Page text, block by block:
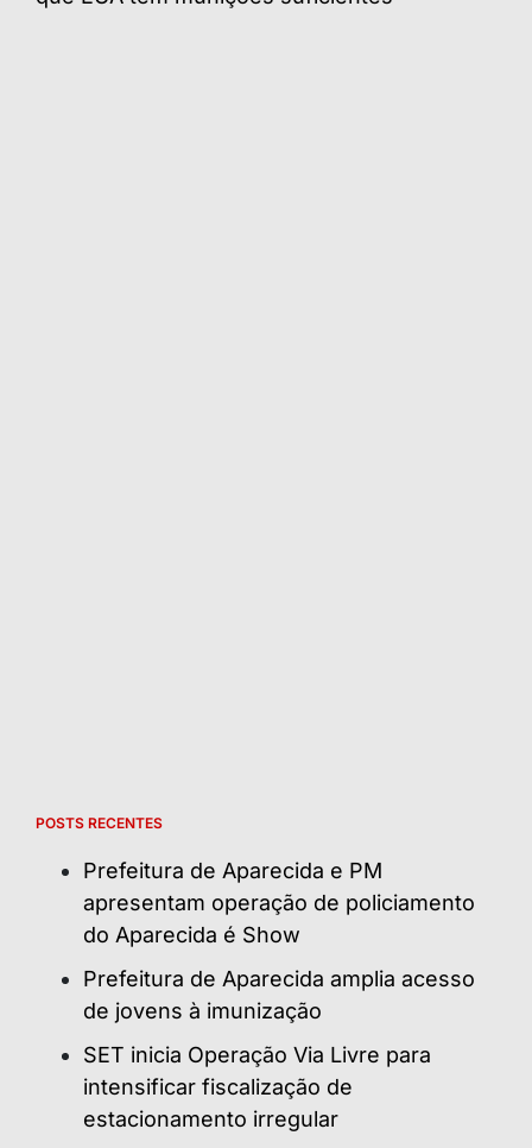
POSTS RECENTES
Prefeitura de Aparecida e PM
apresentam operação de policiamento
do Aparecida é Show
Prefeitura de Aparecida amplia acesso
de jovens à imunização
SET inicia Operação Via Livre para
intensificar fiscalização de
estacionamento irregular